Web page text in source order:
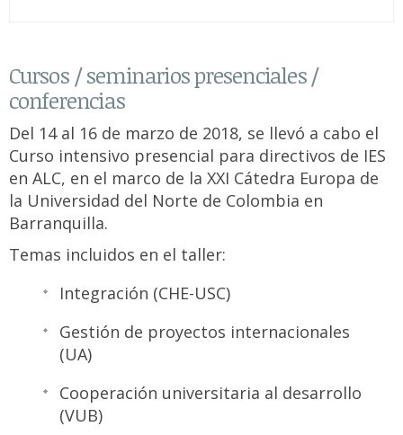
Cursos / seminarios presenciales /
conferencias
Del 14 al 16 de marzo de 2018, se llevó a cabo el
Curso intensivo presencial para directivos de IES
en ALC, en el marco de la XXI Cátedra Europa de
la Universidad del Norte de Colombia en
Barranquilla.
Temas incluidos en el taller:
Integración (CHE-USC)
Gestión de proyectos internacionales
(UA)
Cooperación universitaria al desarrollo
(VUB)